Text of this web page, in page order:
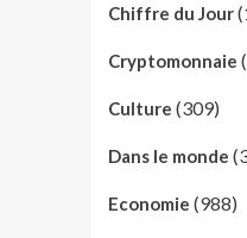
Chiffre du Jour
Cryptomonnaie
Culture (309)
Dans le monde
Economie (988)